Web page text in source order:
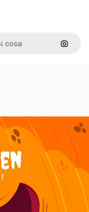
Cerca